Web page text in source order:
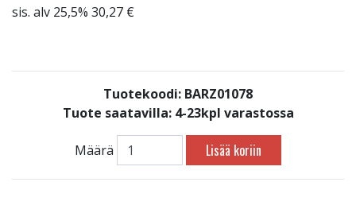
sis. alv 25,5% 30,27 €
Tuotekoodi: BARZ01078
Tuote saatavilla: 4-23kpl varastossa
Määrä Lisää koriin